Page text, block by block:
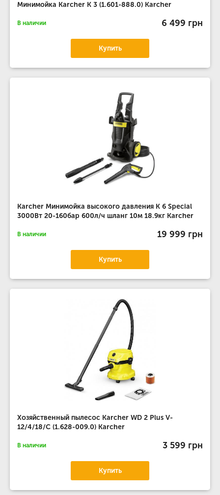
Минимойка Karcher K 3 (1.601-888.0) Karcher
В наличии 6 499 грн
Купить
Karcher Минимойка высокого давления K 6 Special
3000Вт 20-160бар 600л/ч шланг 10м 18.9кг Karcher
В наличии 19 999 грн
Купить
Хозяйственный пылесос Karcher WD 2 Plus V-
12/4/18/C (1.628-009.0) Karcher
В наличии 3 599 грн
Купить